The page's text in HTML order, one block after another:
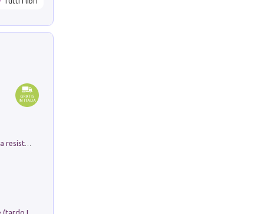
Memorial Santa Giulia. Sculture per la resistenza Monchio di Palagano